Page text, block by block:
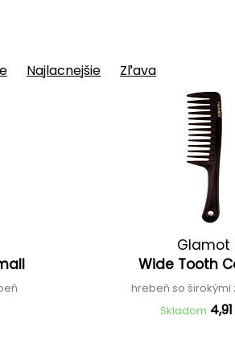
Najlacnejšie Zľava
Glamot
Wide Tooth
hrebeň so
Skladom